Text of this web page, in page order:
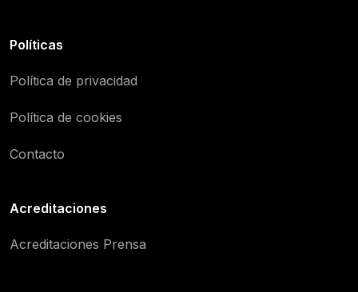
Políticas
Política de privacidad
Política de cookies
Contacto
Acreditaciones
Acreditaciones Prensa